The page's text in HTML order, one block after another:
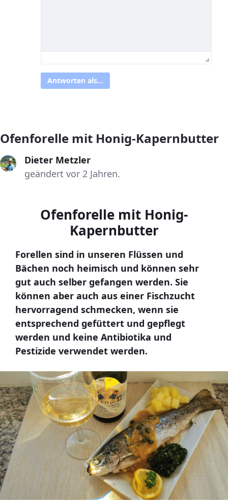
Antworten als...
Ofenforelle mit Honig-Kapernbutter
Dieter Metzler
geändert vor 2 Jahren.
Ofenforelle mit Honig-
Kapernbutter
Forellen sind in unseren Flüssen und
Bächen noch heimisch und können sehr
gut auch selber gefangen werden. Sie
können aber auch aus einer Fischzucht
hervorragend schmecken, wenn sie
entsprechend gefüttert und gepflegt
werden und keine Antibiotika und
Pestizide verwendet werden.